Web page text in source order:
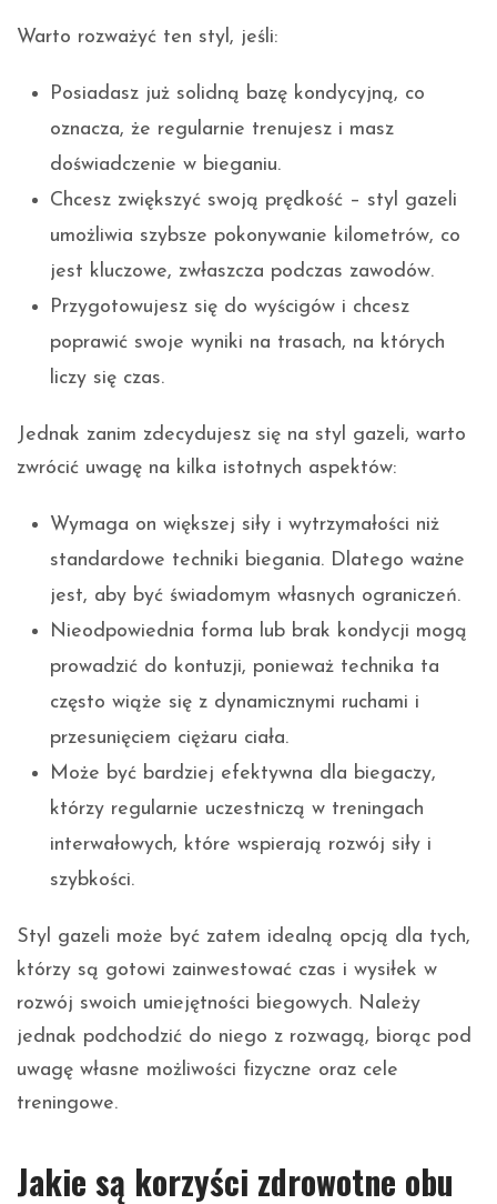
Warto rozważyć ten styl, jeśli:
Posiadasz już solidną bazę kondycyjną, co
oznacza, że regularnie trenujesz i masz
doświadczenie w bieganiu.
Chcesz zwiększyć swoją prędkość – styl gazeli
umożliwia szybsze pokonywanie kilometrów, co
jest kluczowe, zwłaszcza podczas zawodów.
Przygotowujesz się do wyścigów i chcesz
poprawić swoje wyniki na trasach, na których
liczy się czas.
Jednak zanim zdecydujesz się na styl gazeli, warto
zwrócić uwagę na kilka istotnych aspektów:
Wymaga on większej siły i wytrzymałości niż
standardowe techniki biegania. Dlatego ważne
jest, aby być świadomym własnych ograniczeń.
Nieodpowiednia forma lub brak kondycji mogą
prowadzić do kontuzji, ponieważ technika ta
często wiąże się z dynamicznymi ruchami i
przesunięciem ciężaru ciała.
Może być bardziej efektywna dla biegaczy,
którzy regularnie uczestniczą w treningach
interwałowych, które wspierają rozwój siły i
szybkości.
Styl gazeli może być zatem idealną opcją dla tych,
którzy są gotowi zainwestować czas i wysiłek w
rozwój swoich umiejętności biegowych. Należy
jednak podchodzić do niego z rozwagą, biorąc pod
uwagę własne możliwości fizyczne oraz cele
treningowe.
Jakie są korzyści zdrowotne obu